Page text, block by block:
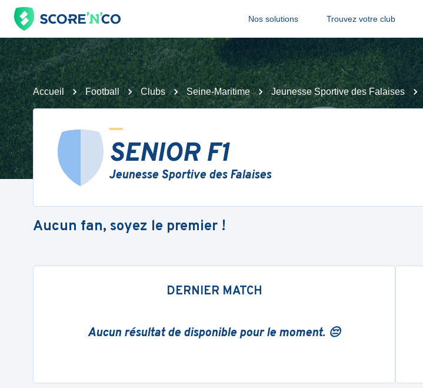
Nos solutions Trouvez votre club
Accueil Football Clubs Seine-Maritime Jeunesse Sportive des Falaises
SENIOR F1
Jeunesse Sportive des Falaises
Aucun fan, soyez le premier !
DERNIER MATCH
Aucun résultat de disponible pour le moment. 😔